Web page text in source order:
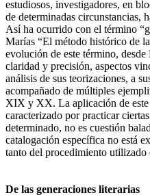
estudiosos, investigadores, en
de determinadas circunstancias,
Así ha ocurrido con el término
Marías “El método histórico de
evolución de este término,
claridad y precisión, aspectos
análisis de sus teorizaciones, a
acompañado de múltiples
XIX y XX. La aplicación de
caracterizado por practicar
determinado, no es cuestión
catalogación específica no está
tanto del procedimiento
De las generaciones literarias